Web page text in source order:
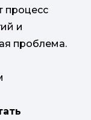
процесс
и
проблема.